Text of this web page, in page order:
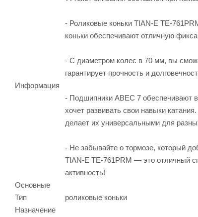
Информация
- Роликовые коньки TIAN-E TE-
коньки обеспечивают отличную
- С диаметром колес в 70 мм, вы
гарантирует прочность и
- Подшипники ABEC 7 обеспечивают
хочет развивать свои навыки
делает их универсальными для
- Не забывайте о тормозе, который
TIAN-E TE-761PRM — это отличный
активность!
Основные
Тип
роликовые коньки
Назначение